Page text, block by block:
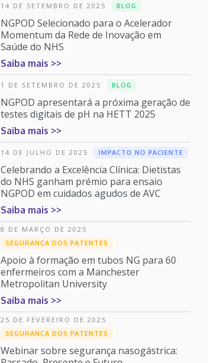
14 DE SETEMBRO DE 2025 BLOG
NGPOD Selecionado para o Acelerador
Momentum da Rede de Inovação em
Saúde do NHS
Saiba mais >>
1 DE SETEMBRO DE 2025 BLOG
NGPOD apresentará a próxima geração de
testes digitais de pH na HETT 2025
Saiba mais >>
14 DE JULHO DE 2025 IMPACTO NO PACIENTE
Celebrando a Excelência Clínica: Dietistas
do NHS ganham prémio para ensaio
NGPOD em cuidados agudos de AVC
Saiba mais >>
8 DE MARÇO DE 2025
SEGURANÇA DOS PATENTES
Apoio à formação em tubos NG para 60
enfermeiros com a Manchester
Metropolitan University
Saiba mais >>
25 DE FEVEREIRO DE 2025
SEGURANÇA DOS PATENTES
Webinar sobre segurança nasogástrica: